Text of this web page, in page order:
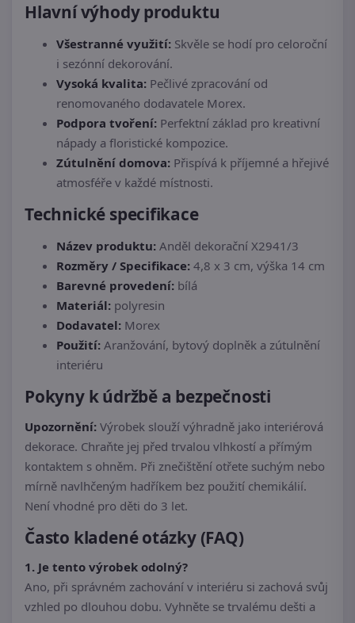
Hlavní výhody produktu
Všestranné využití: Skvěle se hodí pro celoroční
i sezónní dekorování.
Vysoká kvalita: Pečlivé zpracování od
renomovaného dodavatele Morex.
Podpora tvoření: Perfektní základ pro kreativní
nápady a floristické kompozice.
Zútulnění domova: Přispívá k příjemné a hřejivé
atmosféře v každé místnosti.
Technické specifikace
Název produktu: Anděl dekorační X2941/3
Rozměry / Specifikace: 4,8 x 3 cm, výška 14 cm
Barevné provedení: bílá
Materiál: polyresin
Dodavatel: Morex
Použití: Aranžování, bytový doplněk a zútulnění
interiéru
Pokyny k údržbě a bezpečnosti
Upozornění: Výrobek slouží výhradně jako interiérová
dekorace. Chraňte jej před trvalou vlhkostí a přímým
kontaktem s ohněm. Při znečištění otřete suchým nebo
mírně navlhčeným hadříkem bez použití chemikálií.
Není vhodné pro děti do 3 let.
Často kladené otázky (FAQ)
1. Je tento výrobek odolný?
Ano, při správném zachování v interiéru si zachová svůj
vzhled po dlouhou dobu. Vyhněte se trvalému dešti a